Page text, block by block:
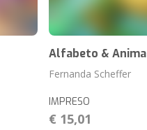
Alfabeto &
Fernanda Scheffer
IMPRESO
€ 15,01